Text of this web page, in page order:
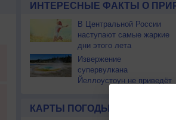
ИНТЕРЕСНЫЕ ФАКТЫ О
В Центральной России
наступают самые жаркие
дни этого лета
Извержение
супервулкана
Йеллоустоун не приведёт
КАРТЫ ПОГОДЫ